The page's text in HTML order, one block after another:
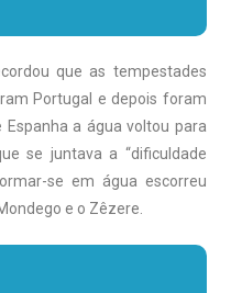
que as tempestades
Portugal e depois foram
Espanha a água voltou para
se juntava a “dificuldade
se em água escorreu
e o Zêzere.